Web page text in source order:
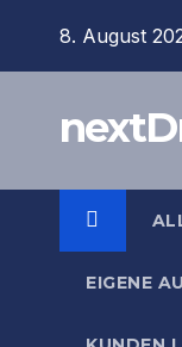
8. August
EIGENE